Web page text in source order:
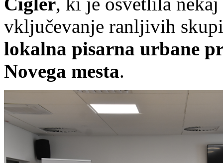
vključevanje ranljivih
lokalna pisarna urbane
Novega mesta.